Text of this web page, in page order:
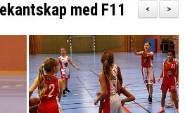
>
<
med F11